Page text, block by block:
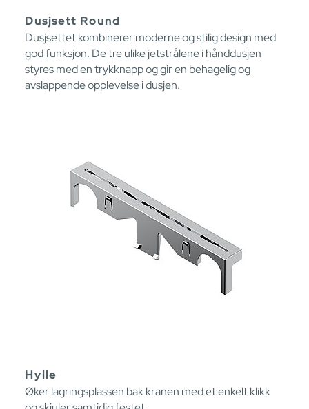
Dusjsett Round
Dusjsettet kombinerer moderne og stilig design med
god funksjon. De tre ulike jetstrålene i hånddusjen
styres med en trykknapp og gir en behagelig og
avslappende opplevelse i dusjen.
Hylle
Øker lagringsplassen bak kranen med et enkelt klikk